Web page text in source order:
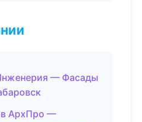
— Фасады
АрхПро —